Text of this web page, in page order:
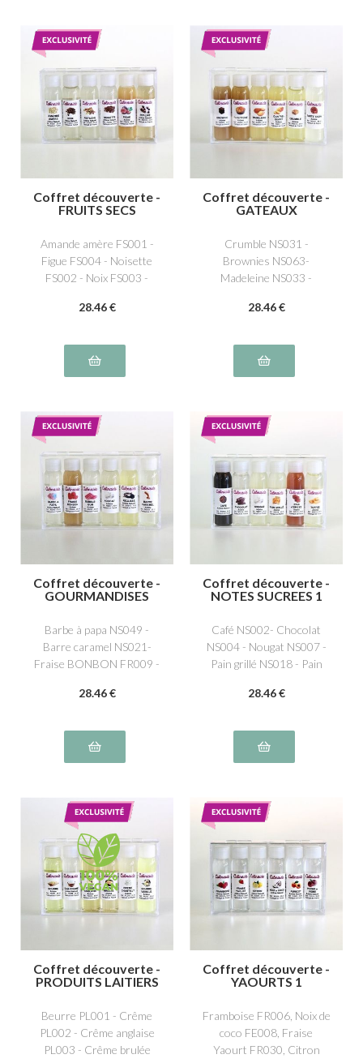
Coffret découverte -
FRUITS SECS
Amande amère FS001 -
Figue FS004 - Noisette
FS002 - Noix FS003 -
NS008
28.46 €
Coffret découverte -
GATEAUX
Crumble NS031 -
Brownies NS063-
Madeleine NS033 -
Panettone NS036- Tarte
28.46 €
Coffret découverte -
GOURMANDISES
Barbe à papa NS049 -
Barre caramel NS021-
Fraise BONBON FR009 -
EH010- Bubble gum
28.46 €
Coffret découverte -
NOTES SUCREES 1
Café NS002- Chocolat
NS004 - Nougat NS007 -
Pain grillé NS018 - Pain
NS009
28.46 €
Coffret découverte -
PRODUITS LAITIERS
Beurre PL001 - Crême
PL002 - Crême anglaise
PL003 - Crême brulée
Coffret découverte -
YAOURTS 1
Framboise FR006, Noix de
coco FE008, Fraise
Yaourt FR030, Citron